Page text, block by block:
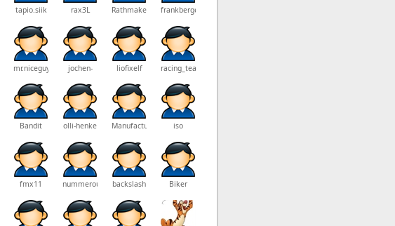
tapio.siik rax3L Rathmakers frankberger
mr.niceguy1981
jochen-
liofixelf racing_team
Bandit olli-henke Manufacturer iso
fmx11 nummerouno backslash Biker